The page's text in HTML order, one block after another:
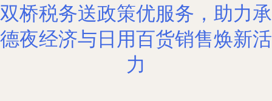
双桥税务送政策优服务，助力承
德夜经济与日用百货销售焕新活
力